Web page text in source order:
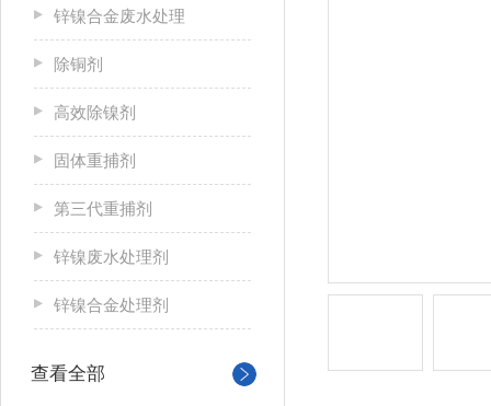
锌镍合金废水处理
除铜剂
高效除镍剂
固体重捕剂
第三代重捕剂
锌镍废水处理剂
锌镍合金处理剂
查看全部